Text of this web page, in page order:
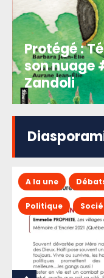
Protégé :
son nuage
Zandoli
A la une Débats
Politique